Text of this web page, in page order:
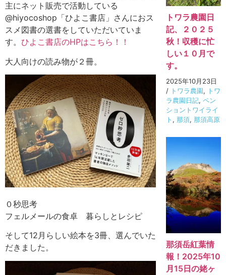
主にネット販売で活動している
@hiyocoshop「ひよこ書店」さんにおス
スメ図書の選書をしていただいていま
す。 ひよこ書店のHPはこちら！！
大人向けの読み物が２冊。
０秒思考
フェルメールの食卓 暮らしとレシピ
そして12月らしい絵本を3冊、選んでいた
だきました。
トワラ農園日
記、２０２５
秋！収穫に忙
しい１０月で
す。
2025年10月23日
/ トワラ農園, トワ
ラ農園日記,ペン
ショントワイライ
ト ,那須,那須高原
那須岳紅葉情
報！2025年10
月15日の姥ヶ